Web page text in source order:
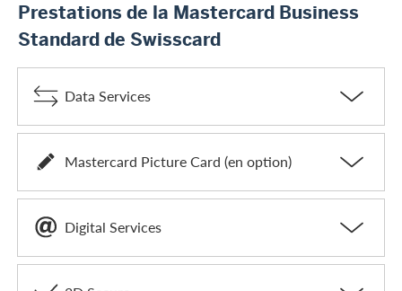
Prestations de la Mastercard Business
Standard de Swisscard
Data Services
Mastercard Picture Card (en option)
Digital Services